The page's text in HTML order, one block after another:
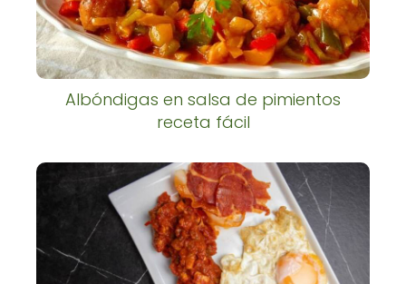
Albóndigas en salsa de pimientos
receta fácil